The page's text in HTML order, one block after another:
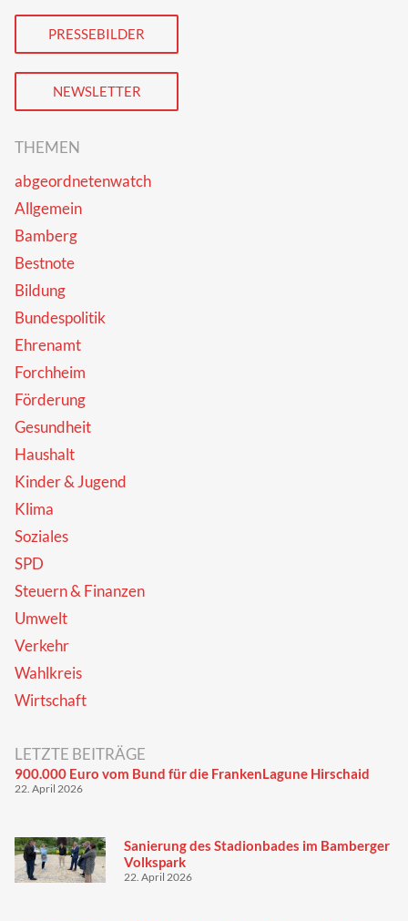
PRESSEBILDER
NEWSLETTER
THEMEN
abgeordnetenwatch
Allgemein
Bamberg
Bestnote
Bildung
Bundespolitik
Ehrenamt
Forchheim
Förderung
Gesundheit
Haushalt
Kinder & Jugend
Klima
Soziales
SPD
Steuern & Finanzen
Umwelt
Verkehr
Wahlkreis
Wirtschaft
LETZTE BEITRÄGE
900.000 Euro vom Bund für die FrankenLagune Hirschaid
22. April 2026
Sanierung des Stadionbades im Bamberger
Volkspark
22. April 2026